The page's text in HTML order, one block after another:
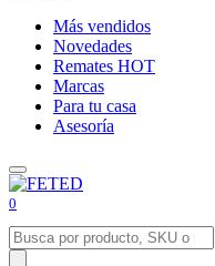
Más vendidos
Novedades
Remates HOT
Marcas
Para tu casa
Asesoría
0